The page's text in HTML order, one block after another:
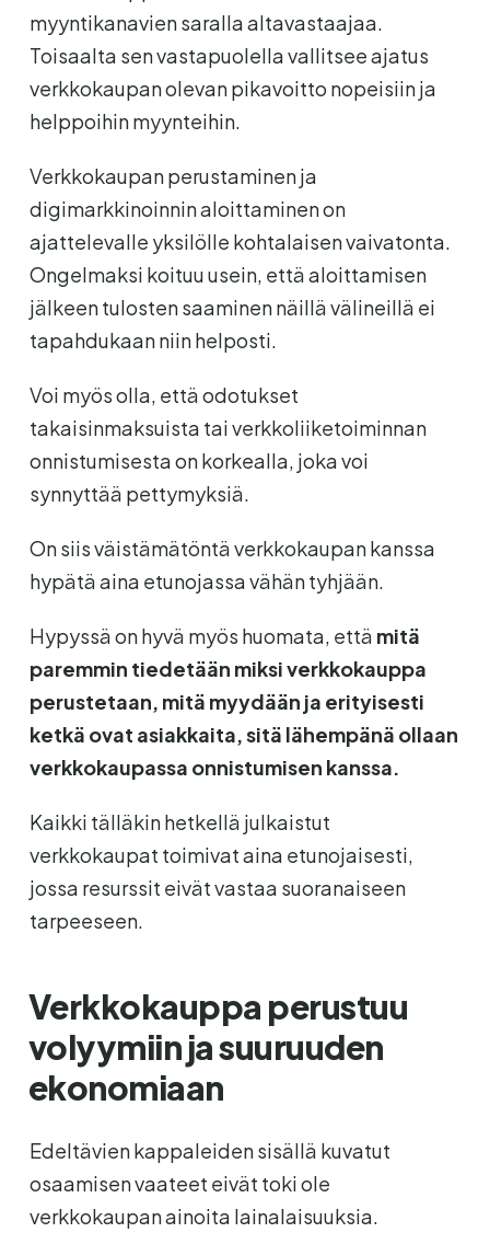
myyntikanavien saralla altavastaajaa.
Toisaalta sen vastapuolella vallitsee ajatus
verkkokaupan olevan pikavoitto nopeisiin ja
helppoihin myynteihin.
Verkkokaupan perustaminen ja
digimarkkinoinnin aloittaminen on
ajattelevalle yksilölle kohtalaisen vaivatonta.
Ongelmaksi koituu usein, että aloittamisen
jälkeen tulosten saaminen näillä välineillä ei
tapahdukaan niin helposti.
Voi myös olla, että odotukset
takaisinmaksuista tai verkkoliiketoiminnan
onnistumisesta on korkealla, joka voi
synnyttää pettymyksiä.
On siis väistämätöntä verkkokaupan kanssa
hypätä aina etunojassa vähän tyhjään.
Hypyssä on hyvä myös huomata, että mitä
paremmin tiedetään miksi verkkokauppa
perustetaan, mitä myydään ja erityisesti
ketkä ovat asiakkaita, sitä lähempänä ollaan
verkkokaupassa onnistumisen kanssa.
Kaikki tälläkin hetkellä julkaistut
verkkokaupat toimivat aina etunojaisesti,
jossa resurssit eivät vastaa suoranaiseen
tarpeeseen.
Verkkokauppa perustuu
volyymiin ja suuruuden
ekonomiaan
Edeltävien kappaleiden sisällä kuvatut
osaamisen vaateet eivät toki ole
verkkokaupan ainoita lainalaisuuksia.